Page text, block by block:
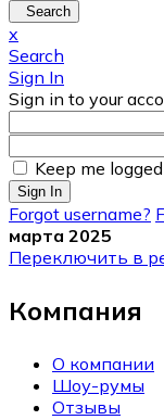
Search
x
Search
Sign In
Sign in to your
Keep me
Sign In
Forgot username?
марта 2025
Переключить в
Компания
О компании
Шоу-румы
Отзывы